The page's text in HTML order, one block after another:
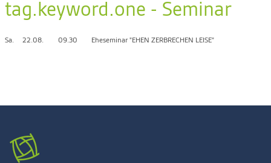
tag.keyword.one - Seminar
Sa. 22.08. 09.30 Eheseminar "EHEN ZERBRECHEN LEISE"